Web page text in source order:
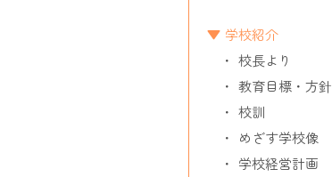
学校紹介
校長より
教育目標・方針
校訓
めざす学校像
学校経営計画